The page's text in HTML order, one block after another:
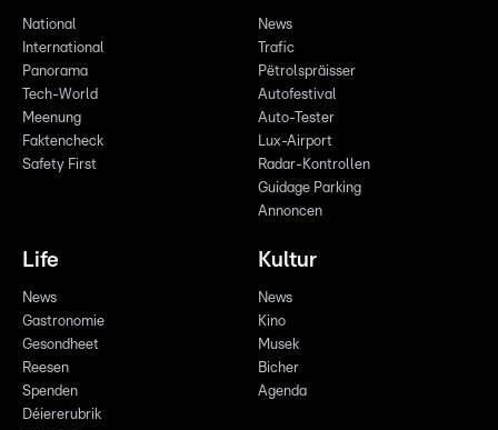
National
International
Panorama
Tech-World
Meenung
Faktencheck
Safety First
News
Trafic
Pëtrolspräisser
Autofestival
Auto-Tester
Lux-Airport
Radar-Kontrollen
Guidage Parking
Annoncen
Life
News
Gastronomie
Gesondheet
Reesen
Spenden
Déiererubrik
Kultur
News
Kino
Musek
Bicher
Agenda